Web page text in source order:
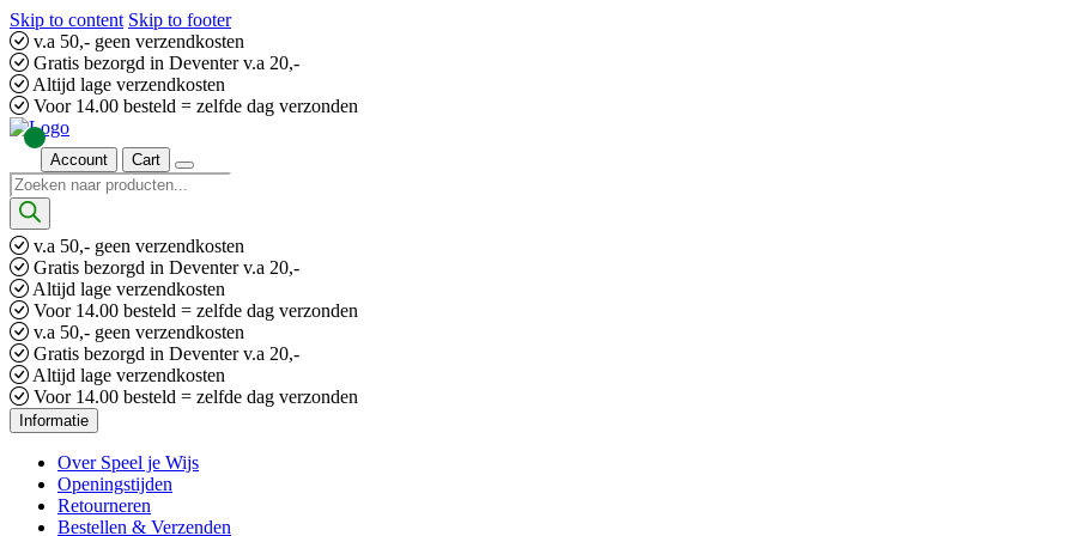
Skip to content Skip to footer
v.a 50,- geen verzendkosten
Gratis bezorgd in Deventer v.a 20,-
Altijd lage verzendkosten
Voor 14.00 besteld = zelfde dag verzonden
Account Cart
Producten
zoeken
v.a 50,- geen verzendkosten
Gratis bezorgd in Deventer v.a 20,-
Altijd lage verzendkosten
Voor 14.00 besteld = zelfde dag verzonden
v.a 50,- geen verzendkosten
Gratis bezorgd in Deventer v.a 20,-
Altijd lage verzendkosten
Voor 14.00 besteld = zelfde dag verzonden
Informatie
Over Speel je Wijs
Openingstijden
Retourneren
Bestellen & Verzenden